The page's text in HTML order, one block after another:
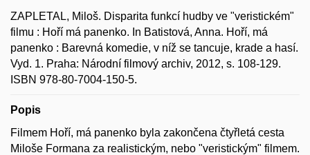
ZAPLETAL, Miloš. Disparita funkcí hudby ve "veristickém"
filmu : Hoří má panenko. In Batistová, Anna. Hoří, má
panenko : Barevná komedie, v níž se tancuje, krade a hasí.
Vyd. 1. Praha: Národní filmový archiv, 2012, s. 108-129.
ISBN 978-80-7004-150-5.
Popis
Filmem Hoří, má panenko byla zakončena čtyřletá cesta
Miloše Formana za realistickým, nebo "veristickým" filmem.